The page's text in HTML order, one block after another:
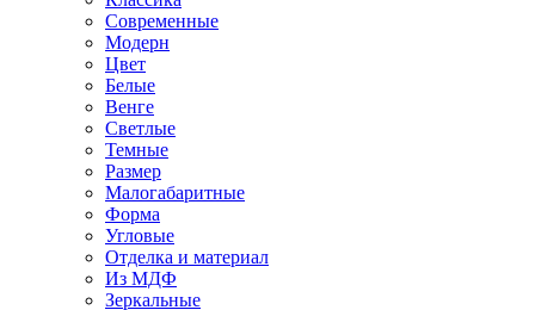
Современные
Модерн
Цвет
Белые
Венге
Светлые
Темные
Размер
Малогабаритные
Форма
Угловые
Отделка и материал
Из МДФ
Зеркальные